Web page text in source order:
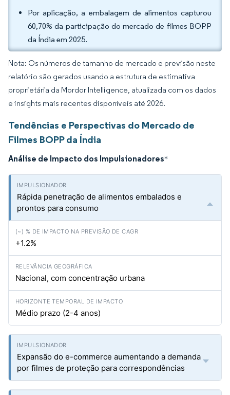
Por aplicação, a embalagem de alimentos capturou
60,70% da participação do mercado de filmes BOPP
da Índia em 2025.
Nota: Os números de tamanho de mercado e previsão neste
relatório são gerados usando a estrutura de estimativa
proprietária da Mordor Intelligence, atualizada com os dados
e insights mais recentes disponíveis até 2026.
Tendências e Perspectivas do Mercado de
Filmes BOPP da Índia
Análise de Impacto dos Impulsionadores*
Rápida penetração de alimentos embalados e
prontos para consumo
+1.2%
Nacional, com concentração urbana
Médio prazo (2-4 anos)
Expansão do e-commerce aumentando a demanda
por filmes de proteção para correspondências